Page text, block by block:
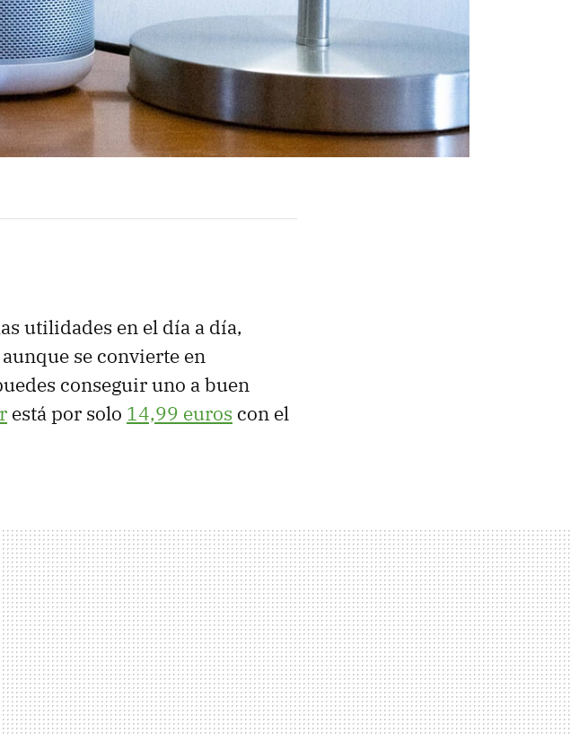
utilidades en el día a día,
se convierte en
conseguir uno a buen
está por solo 14,99 euros con el